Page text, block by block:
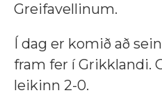
Greifavellinum.
Í dag er komið að
fram fer í Grikklandi.
leikinn 2-0.